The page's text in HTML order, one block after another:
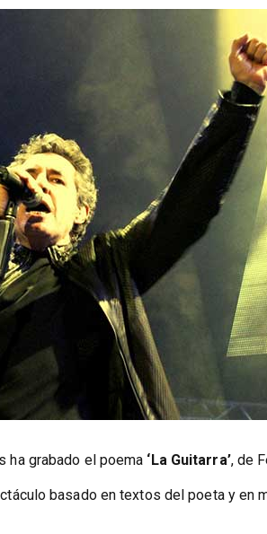
ha grabado el poema ‘La Guitarra’, de
basado en textos del poeta y en